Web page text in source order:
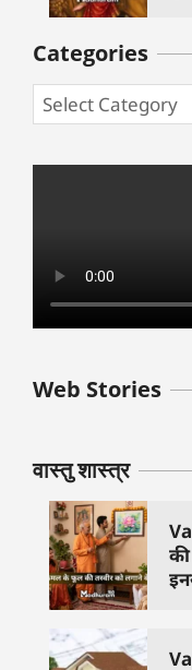
Categories
Web Stories
बुधवार के उपाय :
जिनसे हो गणेश जी
वास्तु शास्त्र